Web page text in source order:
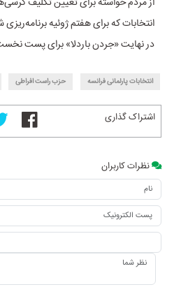
انتخابات که برای هفتم ژوئیه
در نهایت «جردن باردلا» برای پست
انتخابات پارلمانی فرانسه حزب راست افراطی
اشتراک گذاری
نظرات کاربران